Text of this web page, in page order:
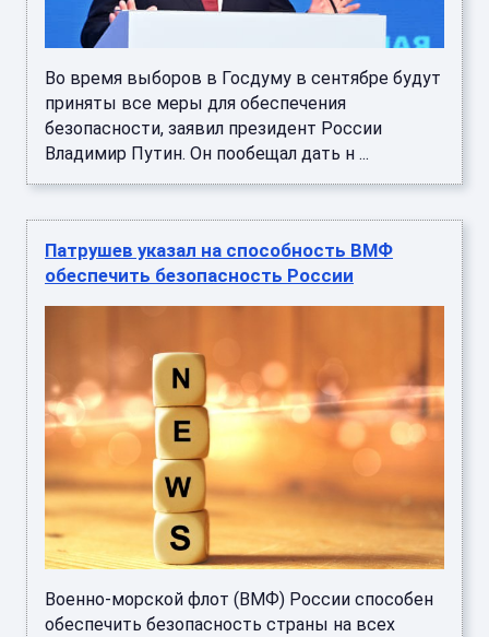
Во время выборов в Госдуму в сентябре будут
приняты все меры для обеспечения
безопасности, заявил президент России
Владимир Путин. Он пообещал дать н ...
Патрушев указал на способность ВМФ
обеспечить безопасность России
Военно-морской флот (ВМФ) России способен
обеспечить безопасность страны на всех